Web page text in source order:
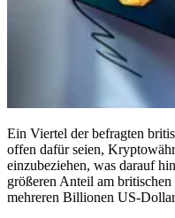
Ein Viertel der befragten
offen dafür seien,
einzubeziehen, was darauf
größeren Anteil am
mehreren Billionen US-